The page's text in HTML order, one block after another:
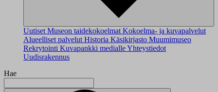
Uutiset Museon taidekokoelmat Kokoelma- ja kuvapalvelut
Alueelliset palvelut Historia Käsikirjasto Muumimuseo
Rekrytointi Kuvapankki medialleYhteystiedot
Uudisrakennus
Hae